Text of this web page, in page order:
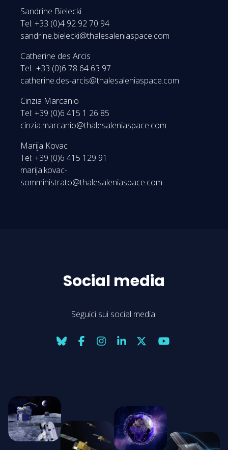
Sandrine Bielecki
Tel: +33 (0)4 92 92 70 94
sandrine.bielecki@thalesaleniaspace.com
Catherine des Arcis
Tel.: +33 (0)6 78 64 63 97
catherine.des-arcis@thalesaleniaspace.com
Cinzia Marcanio
Tel: +39 (0)6 415 1 26 85
cinzia.marcanio@thalesaleniaspace.com
Marija Kovac
Tel: +39 (0)6 415 129 91
marija.kovac-
somministrato@thalesaleniaspace.com
Social media
Seguici sui social media!